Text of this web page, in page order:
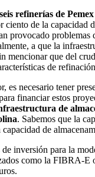
seis refinerías de Pemex
ciento de la capacidad
provocado
a que la
mencionar que del
de
es necesario tener
financiar estos
de
. Sabemos que la
de
inversión para la
como la FIBRA-E